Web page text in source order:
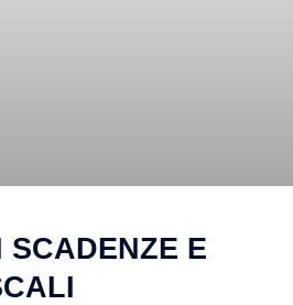
SCADENZE E